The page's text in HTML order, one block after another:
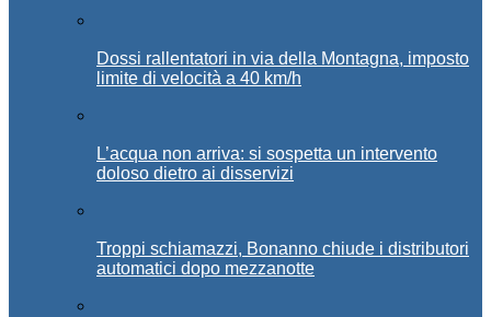
Dossi rallentatori in via della Montagna, imposto
limite di velocità a 40 km/h
L’acqua non arriva: si sospetta un intervento
doloso dietro ai disservizi
Troppi schiamazzi, Bonanno chiude i distributori
automatici dopo mezzanotte